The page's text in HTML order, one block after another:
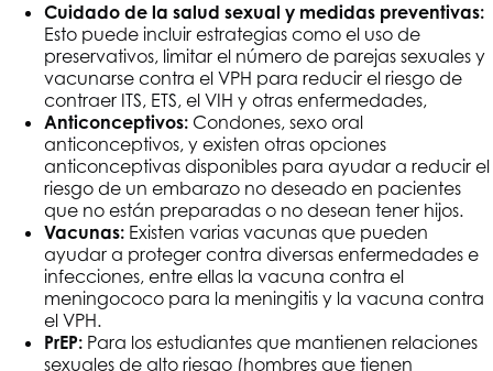
Cuidado de la salud sexual y medidas preventivas:
Esto puede incluir estrategias como el uso de
preservativos, limitar el número de parejas sexuales y
vacunarse contra el VPH para reducir el riesgo de
contraer ITS, ETS, el VIH y otras enfermedades,
Anticonceptivos: Condones, sexo oral
anticonceptivos, y existen otras opciones
anticonceptivas disponibles para ayudar a reducir el
riesgo de un embarazo no deseado en pacientes
que no están preparadas o no desean tener hijos.
Vacunas: Existen varias vacunas que pueden
ayudar a proteger contra diversas enfermedades e
infecciones, entre ellas la vacuna contra el
meningococo para la meningitis y la vacuna contra
el VPH.
PrEP: Para los estudiantes que mantienen relaciones
sexuales de alto riesgo (hombres que tienen